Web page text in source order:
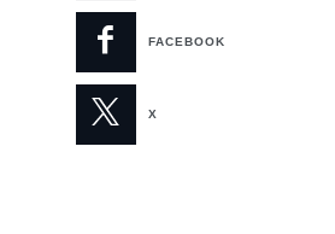
FACEBOOK
X